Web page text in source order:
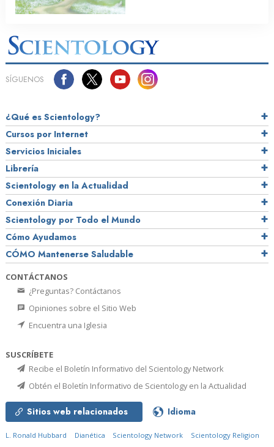
SÍGUENOS
¿Qué es Scientology?
Cursos por Internet
Servicios Iniciales
Librería
Scientology en la Actualidad
Conexión Diaria
Scientology por Todo el Mundo
Cómo Ayudamos
CÓMO Mantenerse Saludable
CONTÁCTANOS
¿Preguntas? Contáctanos
Opiniones sobre el Sitio Web
Encuentra una Iglesia
SUSCRÍBETE
Recibe el Boletín Informativo del Scientology Network
Obtén el Boletín Informativo de Scientology en la Actualidad
Sitios web relacionados Idioma
L. Ronald Hubbard Dianética Scientology Network
Scientology Religion